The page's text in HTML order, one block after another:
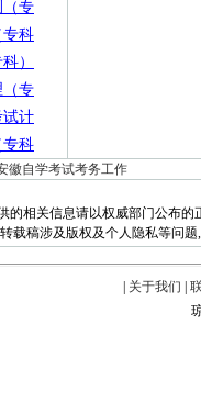
（专
专科
）
（专
试计
专科
徽自学考试考务工作
相关信息请以权威部门公布的
稿涉及版权及个人隐私等问题
关于我们